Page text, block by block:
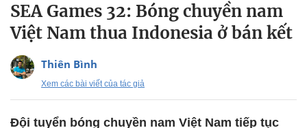
SEA Games 32: Bóng chuyền nam
Việt Nam thua Indonesia ở bán kết
Thiên Bình
Xem các bài viết của tác giả
Đội tuyển bóng chuyền nam Việt Nam tiếp tục